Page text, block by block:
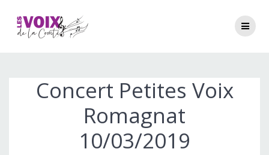
Concert Petites Voix
Romagnat
10/03/2019